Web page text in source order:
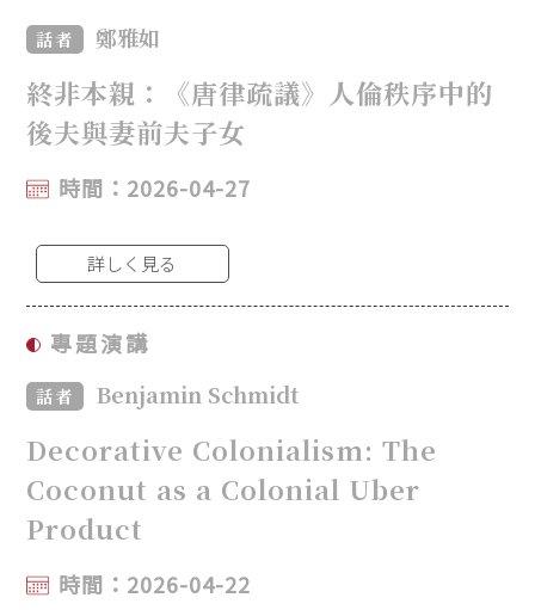
話者 鄭雅如
終非本親：《唐律疏議》人倫秩序中的
後夫與妻前夫子女
時間：2026-04-27
詳しく見る
專題演講
話者 Benjamin Schmidt
Decorative Colonialism: The
Coconut as a Colonial Uber
Product
時間：2026-04-22